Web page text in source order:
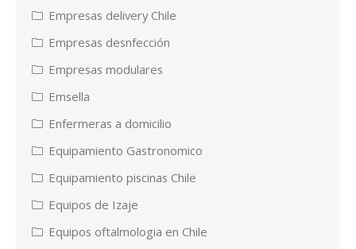
Empresas delivery Chile
Empresas desnfección
Empresas modulares
Emsella
Enfermeras a domicilio
Equipamiento Gastronomico
Equipamiento piscinas Chile
Equipos de Izaje
Equipos oftalmologia en Chile